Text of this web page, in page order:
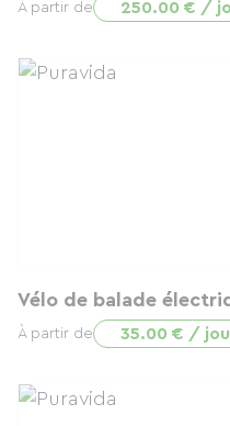
À partir de 250.00 € /
Vélo de balade
À partir de 35.00 € /